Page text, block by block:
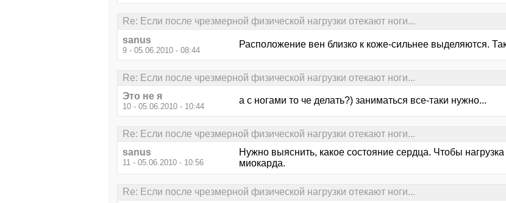
Re: Если после чрезмерной физической нагрузки отекают ноги...
sanus
9 - 05.06.2010 - 08:44
Расположение вен близко к коже-сильнее выделяются.
Re: Если после чрезмерной физической нагрузки отекают ноги...
Это не я
10 - 05.06.2010 - 10:44
а с ногами то че делать?) заниматься все-таки нужно...
Re: Если после чрезмерной физической нагрузки отекают ноги...
sanus
11 - 05.06.2010 - 10:56
Нужно выяснить, какое состояние сердца. Чтобы
миокарда.
Re: Если после чрезмерной физической нагрузки отекают ноги...